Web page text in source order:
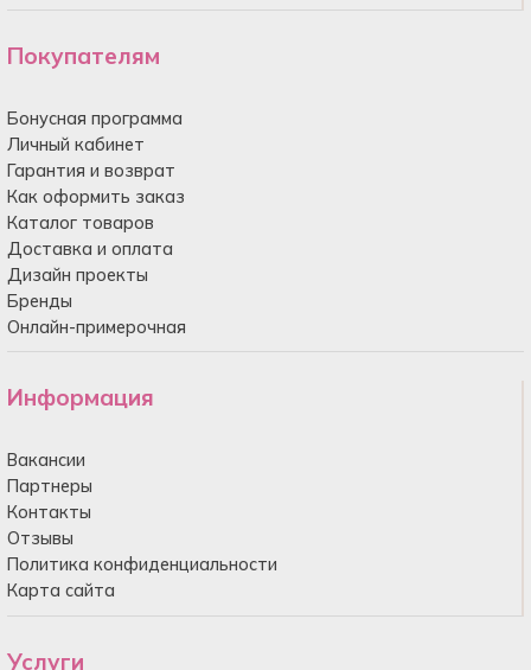
Покупателям
Бонусная программа
Личный кабинет
Гарантия и возврат
Как оформить заказ
Каталог товаров
Доставка и оплата
Дизайн проекты
Бренды
Онлайн-примерочная
Информация
Вакансии
Партнеры
Контакты
Отзывы
Политика конфиденциальности
Карта сайта
Услуги